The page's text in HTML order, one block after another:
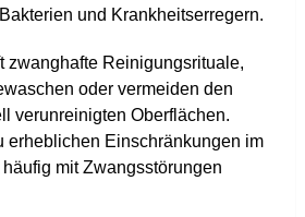
und Krankheitserregern.
zwanghafte Reinigungsrituale,
oder vermeiden den
verunreinigten Oberflächen.
erheblichen Einschränkungen im
mit Zwangsstörungen